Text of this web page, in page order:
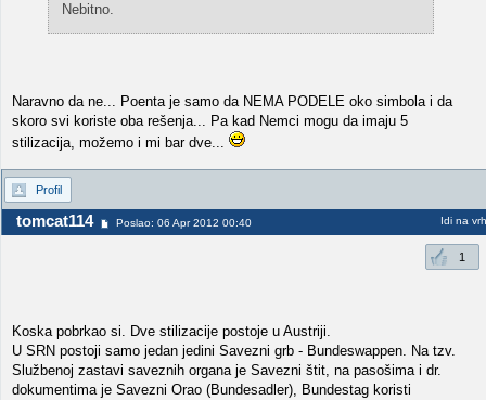
Nebitno.
Naravno da ne... Poenta je samo da NEMA PODELE oko simbola i da
skoro svi koriste oba rešenja... Pa kad Nemci mogu da imaju 5
stilizacija, možemo i mi bar dve...
Profil
tomcat114 Poslao: 06 Apr 2012 00:40 Idi na vrh
1
Koska pobrkao si. Dve stilizacije postoje u Austriji.
U SRN postoji samo jedan jedini Savezni grb - Bundeswappen. Na tzv.
Službenoj zastavi saveznih organa je Savezni štit, na pasošima i dr.
dokumentima je Savezni Orao (Bundesadler), Bundestag koristi